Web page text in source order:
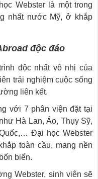
Webster là một trong
nhất nước Mỹ, ở khắp
độc đáo
độc nhất vô nhị của
trải nghiệm cuộc sống
liên kết.
với 7 phân viện đặt tại
Hà Lan, Áo, Thụy Sỹ,
Đại học Webster
toàn cầu, mang nền
biển.
Webster, sinh viên sẽ